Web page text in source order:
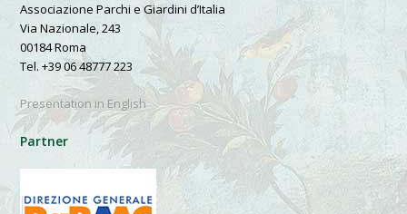
Associazione Parchi e Giardini d’Italia
Via Nazionale, 243
00184 Roma
Tel. +39 06 48777 223
Presentation in English
Partner